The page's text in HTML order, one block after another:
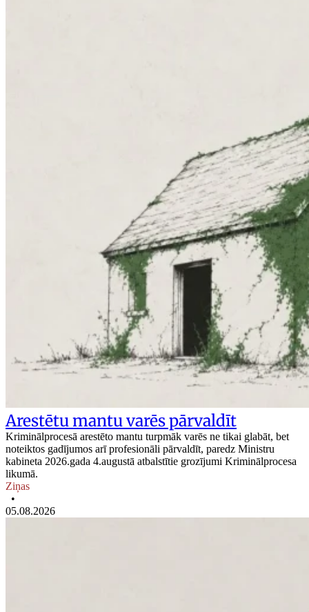
Arestētu mantu varēs pārvaldīt
Kriminālprocesā arestēto mantu turpmāk varēs ne tikai glabāt, bet
noteiktos gadījumos arī profesionāli pārvaldīt, paredz Ministru
kabineta 2026.gada 4.augustā atbalstītie grozījumi Kriminālprocesa
likumā.
Ziņas
•
05.08.2026